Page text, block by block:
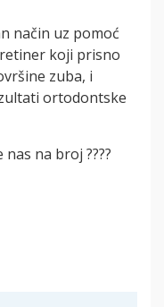
način uz pomoć
koji prisno
zuba, i
ortodontske
na broj ????